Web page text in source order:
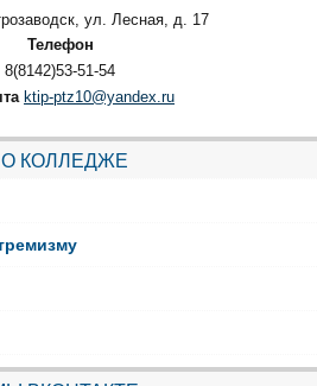
ул. Лесная, д. 17
Телефон
8(8142)53-51-54
ktip-ptz10@yandex.ru
О КОЛЛЕДЖЕ